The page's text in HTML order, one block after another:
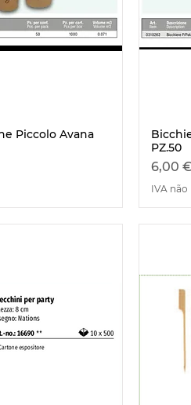
rápida
Piccolo Avana
PZ.50
Preço
6,00 €
IVA não